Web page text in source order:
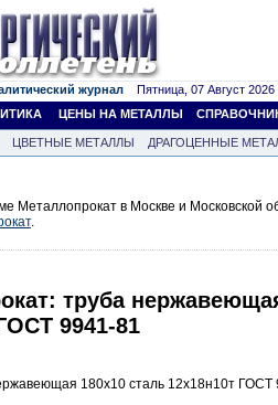
журнал Пятница, 07 Август 2026
ЦЕНЫ НА МЕТАЛЛЫ
ЦВЕТНЫЕ МЕТАЛЛЫ ДРАГОЦЕННЫЕ
Металлопрокат в Москве и Московской
.
труба
9941-81
180х10 сталь 12х18н10т ГОСТ